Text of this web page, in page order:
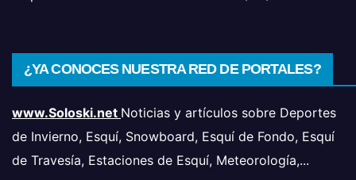
¿YA CONOCES NUESTRA RED DE PORTALES?
www.Soloski.net Noticias y artículos sobre Deportes
de Invierno, Esquí, Snowboard, Esquí de Fondo, Esquí
de Travesía, Estaciones de Esquí, Meteorología,...